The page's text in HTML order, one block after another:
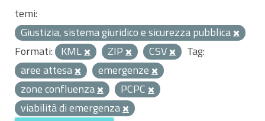
temi:
Giustizia, sistema giuridico e sicurezza pubblica
Formati: KML ZIP CSV
Tag:
aree attesa
emergenze
zone confluenza
PCPC
viabilità di emergenza